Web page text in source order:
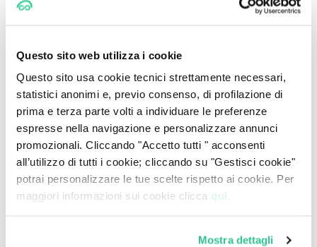
Questo sito web utilizza i cookie
Questo sito usa cookie tecnici strettamente necessari,
statistici anonimi e, previo consenso, di profilazione di
prima e terza parte volti a individuare le preferenze
espresse nella navigazione e personalizzare annunci
promozionali. Cliccando "Accetto tutti " acconsenti
all’utilizzo di tutti i cookie; cliccando su "Gestisci cookie"
potrai personalizzare le tue scelte rispetto ai cookie. Per
maggiori informazioni sui cookie clicca qui.
Mostra dettagli
Tra i sistemi di assistenza spiccano:
d’emergenza,
sensori di parcheggio a 360°,
infotainment compatibile con Android Auto e Apple
CarPlay wireless.
Queste funzioni rendono la guida più intuitiva e riducono il
rischio di distrazioni.